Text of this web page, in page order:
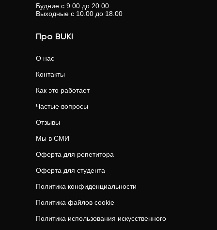
Будние с 9.00 до 20.00
Выходные с 10.00 до 18.00
Про BUKI
О нас
Контакты
Как это работает
Частые вопросы
Отзывы
Мы в СМИ
Оферта для репетитора
Оферта для студента
Политика конфиденциальности
Политика файлов cookie
Политика использования искусственного